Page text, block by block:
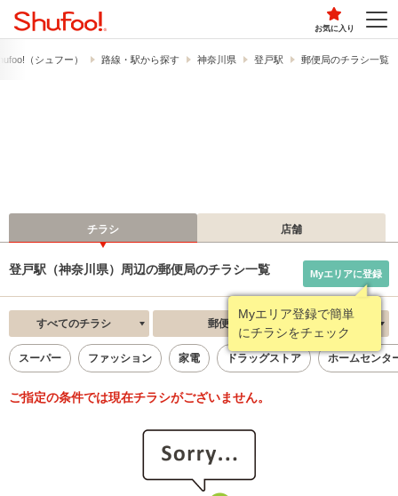
お気に入り
（シュフー） 路線・駅から探す 神奈川県 登戸駅 郵便局のチラシ一覧
チラシ 店舗
登戸駅（神奈川県）周辺の郵便局のチラシ一覧
Myエリア登録で簡単
にチラシをチェック
Myエリアに登録
すべてのチラシ 郵便局 新着順
スーパー ファッション 家電 ドラッグストア ホームセンタ
ご指定の条件では現在チラシがございません。